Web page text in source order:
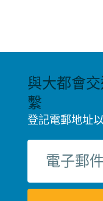
與大都會
繫
登記電郵地址
郵
件